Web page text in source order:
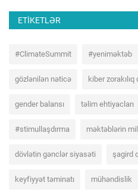
ETIKETLƏR
#ClimateSummit #yeniməktəb
gözlənilən nəticə kiber zorakılıq
gender balansı təlim ehtiyacları
#stimullaşdırma məktəblərin
dövlətin gənclər siyasəti şagird
keyfiyyət təminatı mühəndislik